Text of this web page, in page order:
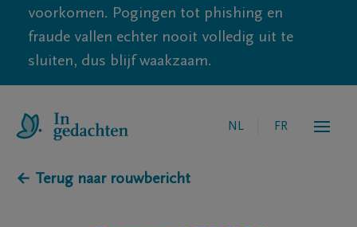
voorkomen. Pogingen tot phishing en
fraude vallen echter nooit volledig uit te
sluiten, dus blijf waakzaam.
NL FR
← Terug naar rouwbericht